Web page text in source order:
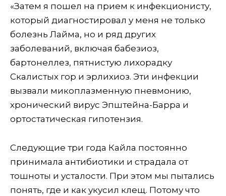
«Затем я пошел на прием к инфекционисту,
который диагностировал у меня не только
болезнь Лайма, но и ряд других
заболеваний, включая бабезиоз,
бартонеллез, пятнистую лихорадку
Скалистых гор и эрлихиоз. Эти инфекции
вызвали микоплазменную пневмонию,
хронический вирус Эпштейна-Барра и
ортостатическая гипотензия.
Следующие три года Кайла постоянно
принимала антибиотики и страдала от
тошноты и усталости. При этом мы пытались
понять, где и как укусил клещ. Потому что